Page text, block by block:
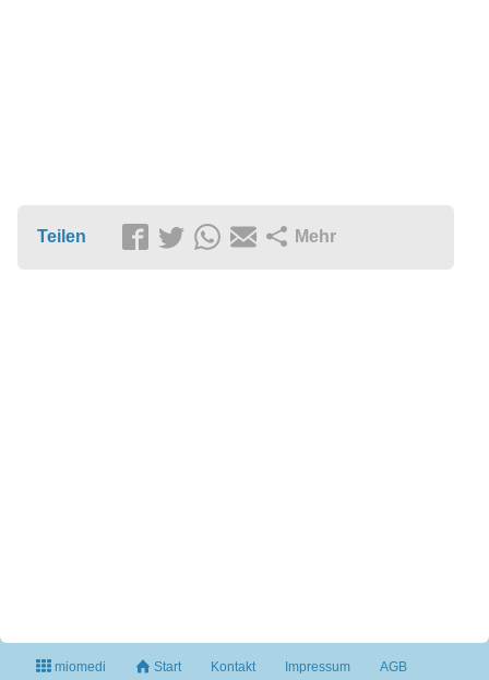
Teilen Mehr
miomedi Start Kontakt Impressum AGB